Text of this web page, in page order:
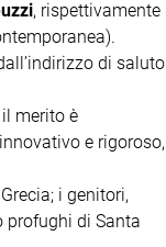
, rispettivamente
di saluto
merito è
e rigoroso,
i genitori,
profughi di Santa